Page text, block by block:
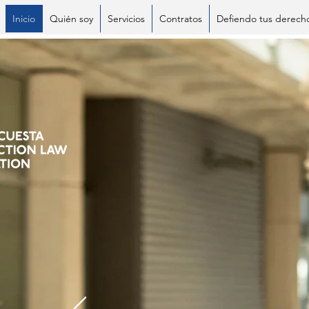
Inicio Quién soy Servicios Contratos Defiendo tus